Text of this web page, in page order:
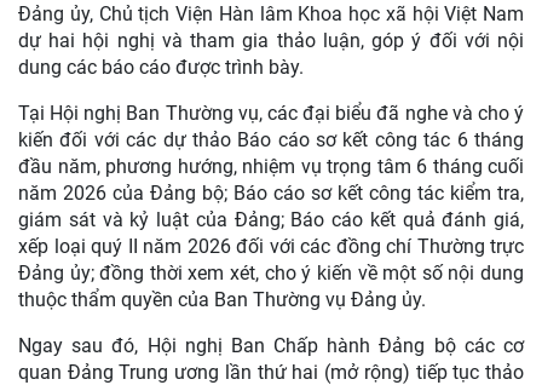
Đảng ủy, Chủ tịch Viện Hàn lâm Khoa học xã hội Việt Nam
dự hai hội nghị và tham gia thảo luận, góp ý đối với nội
dung các báo cáo được trình bày.
Tại Hội nghị Ban Thường vụ, các đại biểu đã nghe và cho ý
kiến đối với các dự thảo Báo cáo sơ kết công tác 6 tháng
đầu năm, phương hướng, nhiệm vụ trọng tâm 6 tháng cuối
năm 2026 của Đảng bộ; Báo cáo sơ kết công tác kiểm tra,
giám sát và kỷ luật của Đảng; Báo cáo kết quả đánh giá,
xếp loại quý II năm 2026 đối với các đồng chí Thường trực
Đảng ủy; đồng thời xem xét, cho ý kiến về một số nội dung
thuộc thẩm quyền của Ban Thường vụ Đảng ủy.
Ngay sau đó, Hội nghị Ban Chấp hành Đảng bộ các cơ
quan Đảng Trung ương lần thứ hai (mở rộng) tiếp tục thảo